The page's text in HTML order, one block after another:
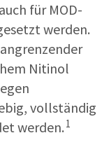
für MOD-
werden.
Nitinol
vollständig
werden. 1